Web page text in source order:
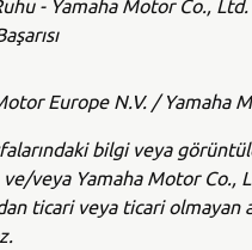
- Yamaha Motor Co.,
Europe N.V. / Yamaha
bilgi veya
veya Yamaha Motor Co.,
ticari veya ticari olmayan